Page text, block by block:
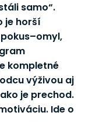
samo“.
je horší
kompletné
výživou aj
je prechod.
Ide o